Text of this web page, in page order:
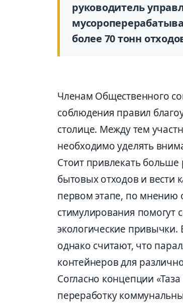
руководитель
более 70 тонн
Членам Общественного
соблюдения правил
столице. Между тем
необходимо уделять
Стоит привлекать больше
бытовых отходов и вести
первом этапе, по мнению
стимулирования помогут
экологические привычки.
однако считают, что
контейнеров для
Согласно концепции
переработку